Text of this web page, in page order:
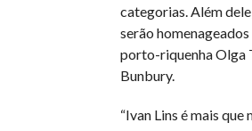
categorias. Além
serão
porto-riquenha Olga
Bunbury.
“Ivan Lins é mais